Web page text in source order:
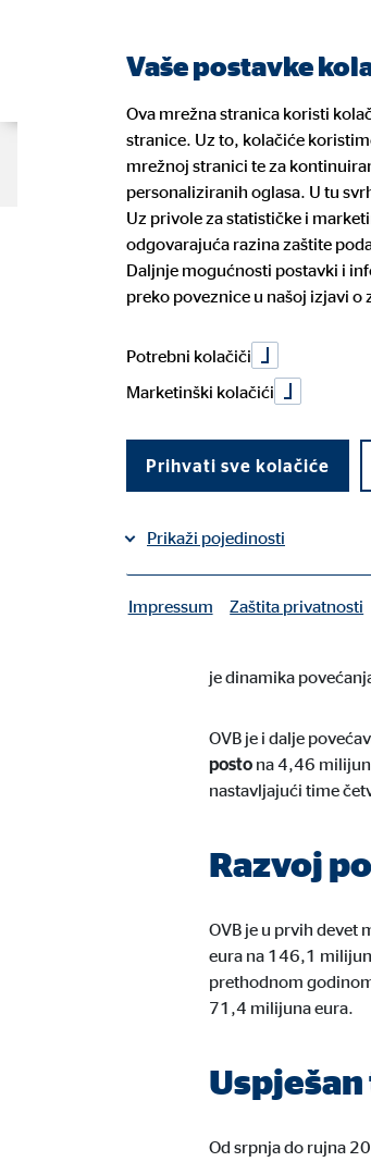
O nama
Naši financijski planeri
Naše usluge
Vaše zdravlje
Dogovorite konzultacije
Prednosti posla financijskog
planera
GDPR
OVB
prihoda
22. studenoga 2023|OVB Allfinanz Croatia
Podijeli na Facebooku
je dinamika
OVB je i dalje
posto na 4,46
nastavljajući time
Razvoj
OVB je u prvih devet
eura na 146,1
prethodnom
71,4 milijuna eura.
Od srpnja do rujna
Vaše postavke
Ova mrežna stranica koristi
stranice. Uz to, kolačiće
mrežnoj stranici te za
personaliziranih oglasa. U tu
Uz privole za statističke i
odgovarajuća razina zaštite
Daljnje mogućnosti postavki i
preko poveznice u našoj izjavi o
Potrebni kolačiči
Marketinški kolačići
Prihvati sve kolačiće
Prikaži pojedinosti
Kolačić suglasnosti
Impressum Zaštita privatnosti